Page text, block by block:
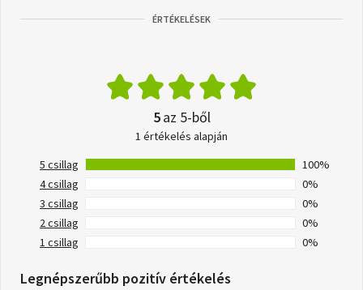
ÉRTÉKELÉSEK
5az 5-ből
1 értékelés alapján
5 csillag
100%
4 csillag
0%
3 csillag
0%
2 csillag
0%
1 csillag
0%
Legnépszerűbb pozitív értékelés